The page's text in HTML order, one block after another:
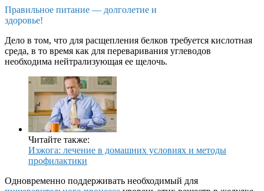
Правильное питание — долголетие и
здоровье!
Дело в том, что для расщепления белков требуется кислотная
среда, в то время как для переваривания углеводов
необходима нейтрализующая ее щелочь.
Читайте также:
Изжога: лечение в домашних условиях и методы
профилактики
Одновременно поддерживать необходимый для